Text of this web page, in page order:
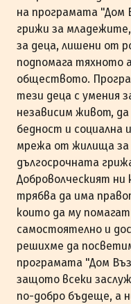
на програмата "Дом
грижи за
за деца, лишени от
подпомага тяхното
обществото.
тези деца с умения
независим живот, да
бедност и социална
мрежа от жилища
дългосрочната
Доброволческият ни
трябва да има
които да му
самостоятелно и
решихме да
програмата "Дом
защото всеки
по-добро бъдеще, а